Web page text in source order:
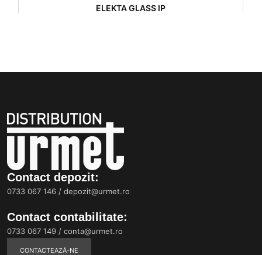
ELEKTA GLASS IP
Contact depozit:
0733 067 146 / depozit@urmet.ro
Contact contabilitate:
0733 067 149 / conta@urmet.ro
CONTACTEAZĂ-NE